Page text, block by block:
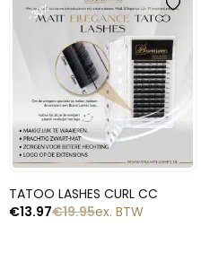
-30%
TATOO LASHES CURL CC
€19.95
€13.97 ex. BTW